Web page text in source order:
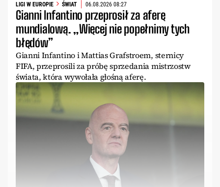
LIGI W EUROPIE ŚWIAT 06.08.2026 08:27
Gianni Infantino przeprosił za aferę
mundialową. „Więcej nie popełnimy tych
błędów”
Gianni Infantino i Mattias Grafstroem, sternicy
FIFA, przeprosili za próbę sprzedania mistrzostw
świata, która wywołała głośną aferę.